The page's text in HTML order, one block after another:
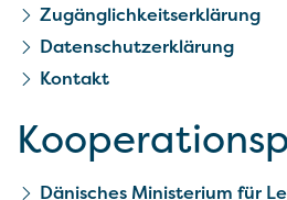
Zugänglichkeitserklärung
Datenschutzerklärung
Kontakt
Dänisches Ministerium für